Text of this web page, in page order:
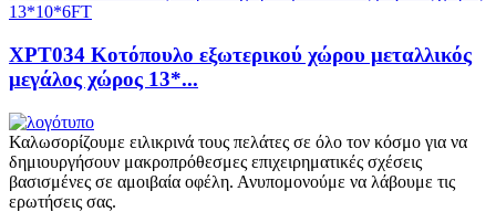
XPT034 Κοτόπουλο εξωτερικού χώρου μεταλλικός
μεγάλος χώρος 13*...
Καλωσορίζουμε ειλικρινά τους πελάτες σε όλο τον κόσμο για να
δημιουργήσουν μακροπρόθεσμες επιχειρηματικές σχέσεις
βασισμένες σε αμοιβαία οφέλη. Ανυπομονούμε να λάβουμε τις
ερωτήσεις σας.